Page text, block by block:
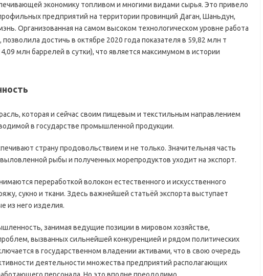
экономику топливом и многими видами сырья. Это привело
предприятий на территории провинций Даган, Шаньдун,
Организованная на самом высоком технологическом уровне работа
позволила достичь в октябре 2020 года показателя в 59,82 млн т
млн баррелей в сутки), что является максимумом в истории
которая и сейчас своим пищевым и текстильным направлением
в государстве промышленной продукции.
страну продовольствием и не только. Значительная часть
рыбы и полученных морепродуктов уходит на экспорт.
переработкой волокон естественного и искусственного
сукно и ткани. Здесь важнейшей статьёй экспорта выступает
из него изделия.
занимая ведущие позиции в мировом хозяйстве,
вызванных сильнейшей конкуренцией и рядом политических
в государственном владении активами, что в свою очередь
деятельности множества предприятий располагающих